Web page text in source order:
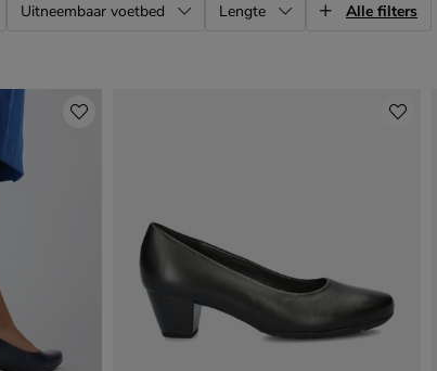
Uitneembaar voetbed Lengte Alle filters